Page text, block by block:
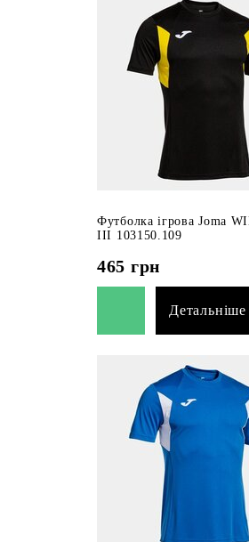
Футболка ігрова Joma
III 103150.109
465 грн
Детальніше